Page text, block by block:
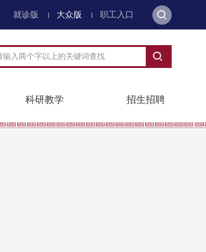
就诊版 大众版 职工入口
科研教学 招生招聘